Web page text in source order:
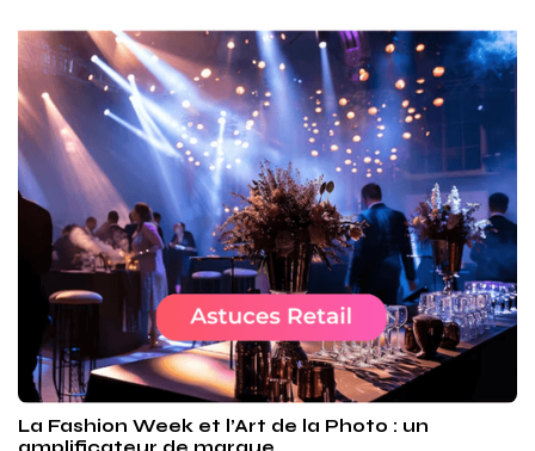
La Fashion Week et l’Art de la Photo : un